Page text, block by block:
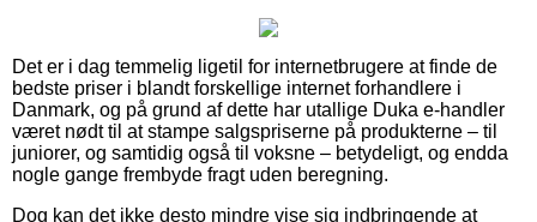
Det er i dag temmelig ligetil for internetbrugere at finde de
bedste priser i blandt forskellige internet forhandlere i
Danmark, og på grund af dette har utallige Duka e-handler
været nødt til at stampe salgspriserne på produkterne – til
juniorer, og samtidig også til voksne – betydeligt, og endda
nogle gange frembyde fragt uden beregning.
Dog kan det ikke desto mindre vise sig indbringende at